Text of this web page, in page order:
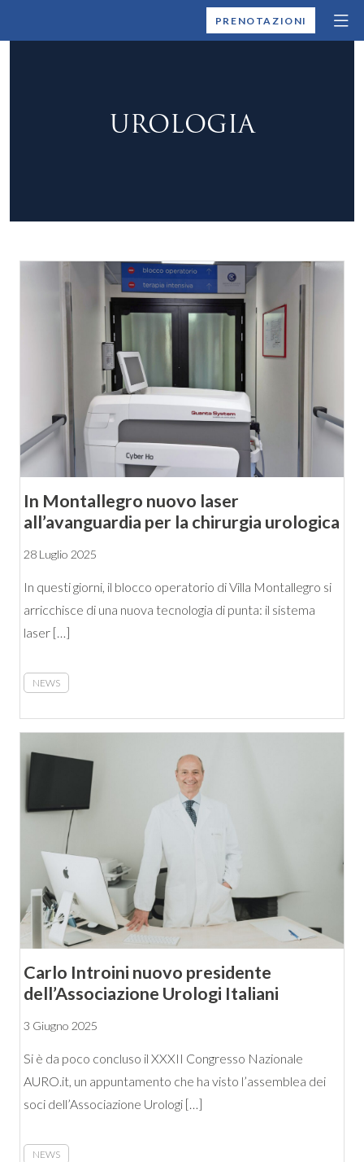
MONTALLEGROPRENOTAZIONI
UROLOGIA
In Montallegro nuovo laser
all’avanguardia per la chirurgia urologica
28 Luglio 2025
In questi giorni, il blocco operatorio di Villa Montallegro si
arricchisce di una nuova tecnologia di punta: il sistema
laser […]
NEWS
Carlo Introini nuovo presidente
dell’Associazione Urologi Italiani
3 Giugno 2025
Si è da poco concluso il XXXII Congresso Nazionale
AURO.it, un appuntamento che ha visto l’assemblea dei
soci dell’Associazione Urologi […]
NEWS